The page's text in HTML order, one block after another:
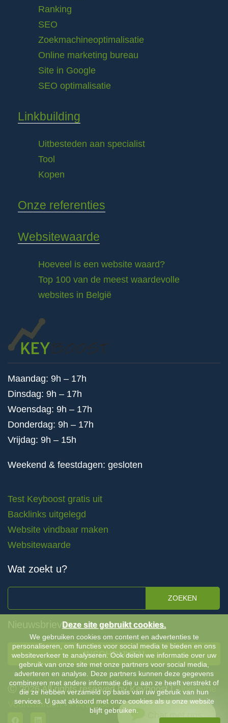
Ranking
SEO
Zoekmachineoptimalisatie
Online marketing bureau
Site in Google
SEO optimalisatie
Linkbuilding
Uitbesteden aan specialist
Tool
Kopen
Onze referenties
Websitewaarde
Hoeveel is een website waard?
Top 100 van de meest waardevolle
websites in België
Maandag: 9h – 17h
Dinsdag: 9h – 17h
Woensdag: 9h – 17h
Donderdag: 9h – 17h
Vrijdag: 9h – 15h
Weekend & feestdagen: gesloten
Test Keyboost gratis uit
Backlinks uitgelegd
Website vindbaar maken
Websitewaarde
Wat zoekt u?
ZOEKEN
Nieuwsbrieven
INSCHRIJVEN
Ⓒ 2026 All rights reserved by Keyboost |Algemene
Voorwaarden-Privacybeleid
Chat met ons
Deze site gebruikt cookies.
We gebruiken cookies om content en advertenties te
personaliseren, om functies voor social media te bieden en ons
websiteverkeer te analyseren. Ook delen we informatie over uw
gebruik van onze site met onze partners voor social media,
adverteren en analyse. Deze partners kunnen deze gegevens
combineren met andere informatie die u aan ze heeft verstrekt of
die ze hebben verzameld op basis van uw gebruik van hun
services. U gaat akkoord met onze cookies als u onze website
blijft gebruiken.